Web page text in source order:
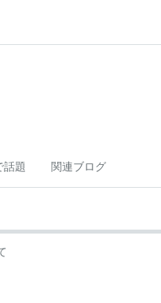
話題 関連ブログ